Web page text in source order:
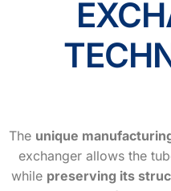
The unique
exchanger allows the
while preserving its